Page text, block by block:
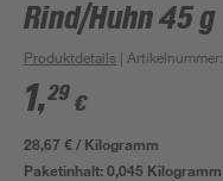
Rind/Huhn 45 g
Produktdetails | Artikelnummer:
1,29 €
28,67 € / Kilogramm
Paketinhalt:0,045 Kilogramm